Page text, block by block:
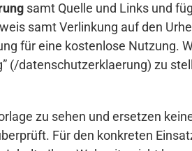
samt Quelle und Links und
samt Verlinkung auf den
für eine kostenlose Nutzung.
(/datenschutzerklaerung) zu
zu sehen und ersetzen
Für den konkreten